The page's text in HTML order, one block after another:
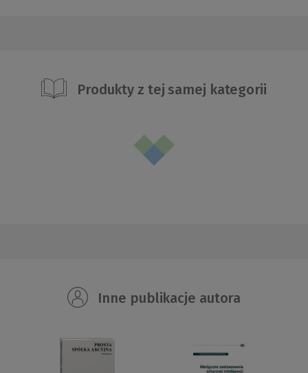
Produkty z tej samej kategorii
Inne publikacje autora